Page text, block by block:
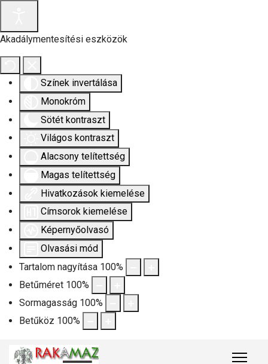
Akadálymentesítési eszközök
Színek invertálása
Monokróm
Sötét kontraszt
Világos kontraszt
Alacsony telítettség
Magas telítettség
Hivatkozások kiemelése
Címsorok kiemelése
Képernyőolvasó
Olvasási mód
Tartalom nagyítása 100%
Betűméret 100%
Sormagasság 100%
Betűköz 100%